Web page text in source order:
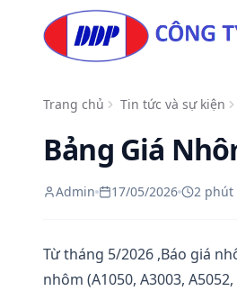
Skip to content
Trang chủ Tin tức và sự kiện
Bảng Giá
Admin 17/05/2026 2 phút
Từ tháng 5/2026 ,Báo giá
nhôm (A1050, A3003,